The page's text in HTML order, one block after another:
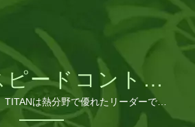
ピードコントロ
された| B2B冷
は熱分野で優れたリーダーであ
エンジニアのチームを持っています。